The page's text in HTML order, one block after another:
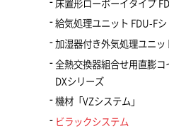
床置形ローボーイタイプ
給気処理ユニット FDU-F
加湿器付き外気処理ユニッ
全熱交換器組合せ用直膨コ
DXシリーズ
機材「VZシステム」
ビラックシステム